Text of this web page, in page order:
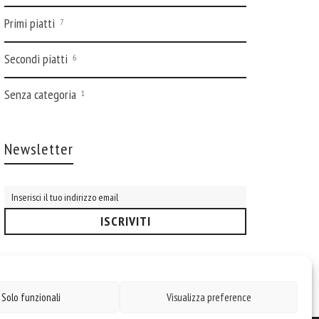
Solo funzionali Visualizza preference
Primi piatti 7
Secondi piatti 6
Senza categoria 1
Newsletter